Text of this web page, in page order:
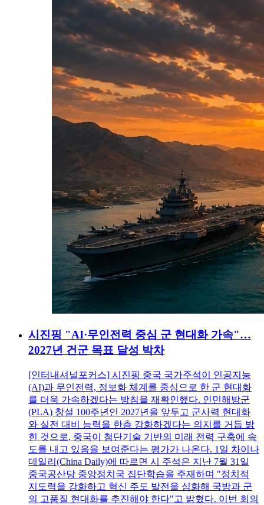
시진핑 "AI·무인전력 중심 군 현대화 가속"…
2027년 건군 목표 달성 박차
[인터내셔널포커스] 시진핑 중국 국가주석이 인공지능
(AI)과 무인전력, 정보화 체계를 중심으로 한 군 현대화
를 더욱 가속하겠다는 방침을 재확인했다. 인민해방군
(PLA) 창설 100주년인 2027년을 앞두고 군사력 현대화
와 실전 대비 능력을 한층 강화하겠다는 의지를 거듭 밝
힌 것으로, 중국이 첨단기술 기반의 미래 전력 구축에 속
도를 내고 있음을 보여준다는 평가가 나온다. 1일 차이나
데일리(China Daily)에 따르면 시 주석은 지난 7월 31일
중국공산당 중앙정치국 집단학습을 주재하며 "정치적
지도력을 강화하고 혁신 주도 발전을 심화해 국방과 군
의 고품질 현대화를 추진해야 한다"고 밝혔다. 이번 회의